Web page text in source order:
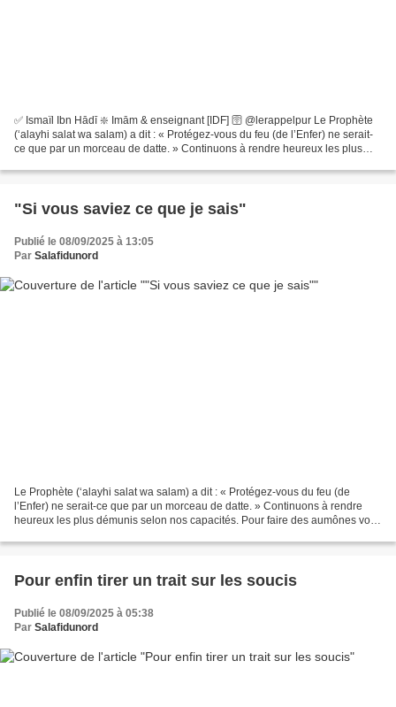
✅ Ismaïl Ibn Hādī ❇️ Imām & enseignant [IDF] 🛜 @lerappelpur Le Prophète
(‘alayhi salat wa salam) a dit : « Protégez-vous du feu (de l’Enfer) ne serait-
ce que par un morceau de datte. » Continuons à rendre heureux les plus
"Si vous saviez ce que je sais"
Publié le 08/09/2025 à 13:05
Par Salafidunord
Le Prophète (‘alayhi salat wa salam) a dit : « Protégez-vous du feu (de
l’Enfer) ne serait-ce que par un morceau de datte. » Continuons à rendre
heureux les plus démunis selon nos capacités. Pour faire des aumônes vous
Pour enfin tirer un trait sur les soucis
Publié le 08/09/2025 à 05:38
Par Salafidunord